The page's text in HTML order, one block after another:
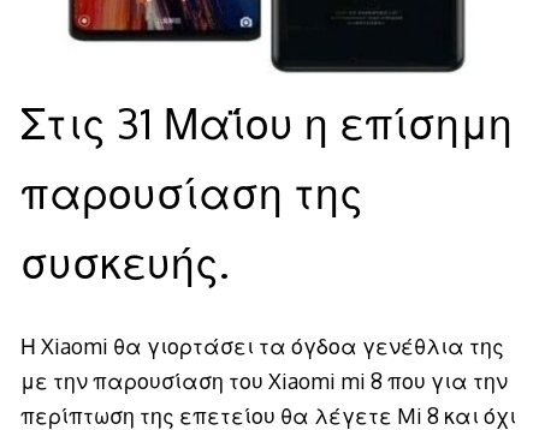
Στις 31 Μαΐου η επίσημη
παρουσίαση της
συσκευής.
Η Xiaomi θα γιορτάσει τα όγδοα γενέθλια της
με την παρουσίαση του Xiaomi mi 8 που για την
περίπτωση της επετείου θα λέγετε Mi 8 και όχι